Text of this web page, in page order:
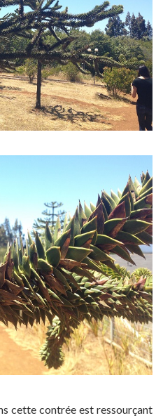
cette contrée est ressourçant